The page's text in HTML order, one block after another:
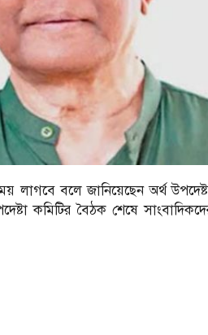
লাগবে বলে জানিয়েছেন অর্থ
কমিটির বৈঠক শেষে